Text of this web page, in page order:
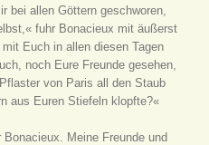
bei allen Göttern geschworen,
fuhr Bonacieux mit äußerst
Euch in allen diesen Tagen
noch Eure Freunde gesehen,
von Paris all den Staub
aus Euren Stiefeln klopfte?«
Meine Freunde und